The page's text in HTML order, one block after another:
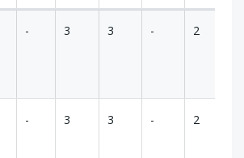
- 3 3 - 2
- 3 3 - 2